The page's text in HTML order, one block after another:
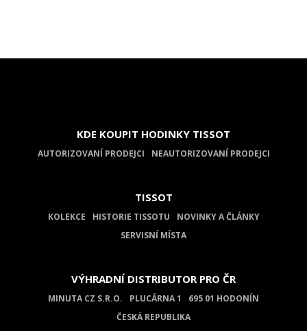
KDE KOUPIT HODINKY TISSOT
AUTORIZOVANÍ PRODEJCI NEAUTORIZOVANÍ PRODEJCI
TISSOT
KOLEKCE HISTORIE TISSOTU
NOVINKY A ČLÁNKY
SERVISNÍ MÍSTA
VÝHRADNÍ DISTRIBUTOR PRO ČR
MINUTA CZ S.R.O. PLUCÁRNA 1
695 01 HODONÍN
ČESKÁ REPUBLIKA